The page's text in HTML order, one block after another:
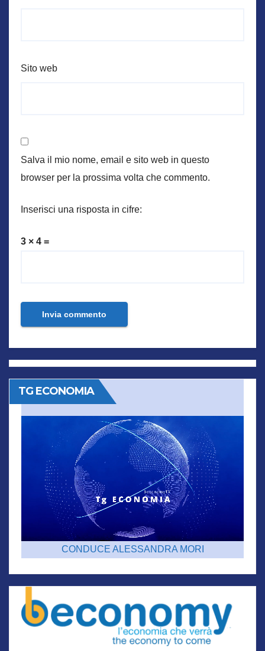
Sito web
Salva il mio nome, email e sito web in questo
browser per la prossima volta che commento.
Inserisci una risposta in cifre:
3 × 4 =
TG ECONOMIA
CONDUCE ALESSANDRA MORI